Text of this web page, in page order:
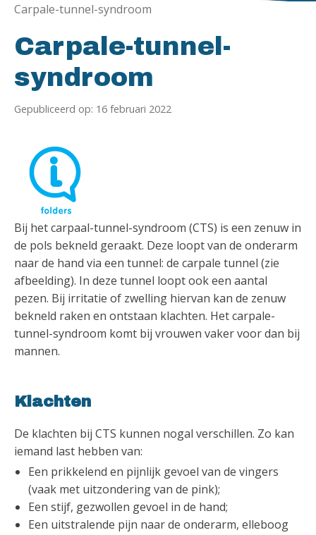
Carpale-tunnel-syndroom
Carpale-tunnel-
syndroom
Gepubliceerd op: 16 februari 2022
Bij het carpaal-tunnel-syndroom (CTS) is een zenuw in
de pols bekneld geraakt. Deze loopt van de onderarm
naar de hand via een tunnel: de carpale tunnel (zie
afbeelding). In deze tunnel loopt ook een aantal
pezen. Bij irritatie of zwelling hiervan kan de zenuw
bekneld raken en ontstaan klachten. Het carpale-
tunnel-syndroom komt bij vrouwen vaker voor dan bij
mannen.
Klachten
De klachten bij CTS kunnen nogal verschillen. Zo kan
iemand last hebben van:
Een prikkelend en pijnlijk gevoel van de vingers
(vaak met uitzondering van de pink);
Een stijf, gezwollen gevoel in de hand;
Een uitstralende pijn naar de onderarm, elleboog